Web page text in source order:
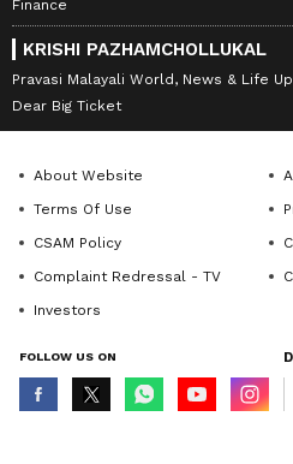
Finance
KRISHI PAZHAMCHOLLUKAL
Pravasi Malayali World, News & Life
Dear Big Ticket
About Website
Terms Of Use
CSAM Policy
Complaint Redressal - TV
Investors
FOLLOW US ON